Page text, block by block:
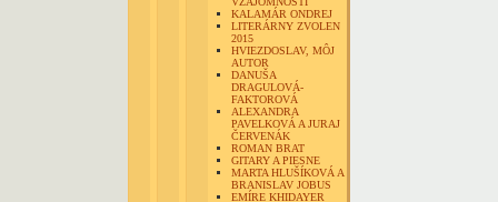
KALAMÁR ONDREJ
LITERÁRNY ZVOLEN
2015
HVIEZDOSLAV, MÔJ
AUTOR
DANUŠA
DRAGULOVÁ-
FAKTOROVÁ
ALEXANDRA
PAVELKOVÁ A JURAJ
ČERVENÁK
ROMAN BRAT
GITARY A PIESNE
MARTA HLUŠÍKOVÁ A
BRANISLAV JOBUS
EMÍRE KHIDAYER